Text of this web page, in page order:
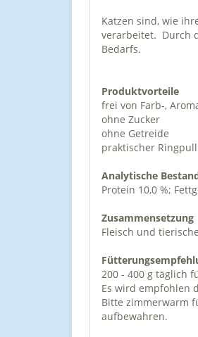
Katzen sind, wie
verarbeitet. Durch
Bedarfs.
Produktvorteile
frei von Farb-,
ohne Zucker
ohne Getreide
praktischer
Analytische
Protein 10,0 %;
Zusammensetzung
Fleisch und
200 - 400 g täglich
Es wird empfohlen
Bitte zimmerwarm
aufbewahren.